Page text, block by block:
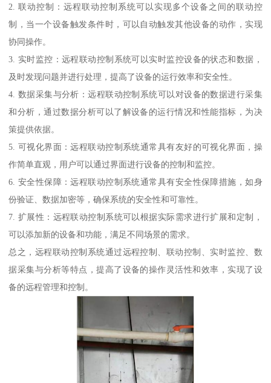
2. 联动控制：远程联动控制系统可以实现多个设备之间的联动控
制，当一个设备触发条件时，可以自动触发其他设备的动作，实现
协同操作。
3. 实时监控：远程联动控制系统可以实时监控设备的状态和数据，
及时发现问题并进行处理，提高了设备的运行效率和安全性。
4. 数据采集与分析：远程联动控制系统可以对设备的数据进行采集
和分析，通过数据分析可以了解设备的运行情况和性能指标，为决
策提供依据。
5. 可视化界面：远程联动控制系统通常具有友好的可视化界面，操
作简单直观，用户可以通过界面进行设备的控制和监控。
6. 安全性保障：远程联动控制系统通常具有安全性保障措施，如身
份验证、数据加密等，确保系统的安全性和可靠性。
7. 扩展性：远程联动控制系统可以根据实际需求进行扩展和定制，
可以添加新的设备和功能，满足不同场景的需求。
总之，远程联动控制系统通过远程控制、联动控制、实时监控、数
据采集与分析等特点，提高了设备的操作灵活性和效率，实现了设
备的远程管理和控制。